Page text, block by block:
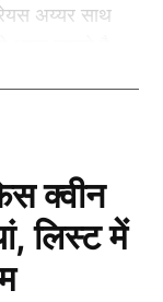
अय्यर साथ
क्वीन
लिस्ट में